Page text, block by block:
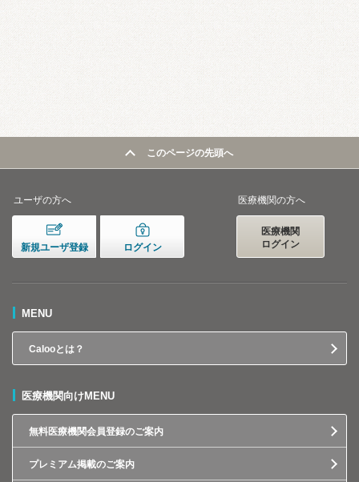
このページの先頭へ
ユーザの方へ
新規ユーザ登録 ログイン
医療機関の方へ
医療機関
ログイン
MENU
Calooとは？
医療機関向けMENU
無料医療機関会員登録のご案内
プレミアム掲載のご案内